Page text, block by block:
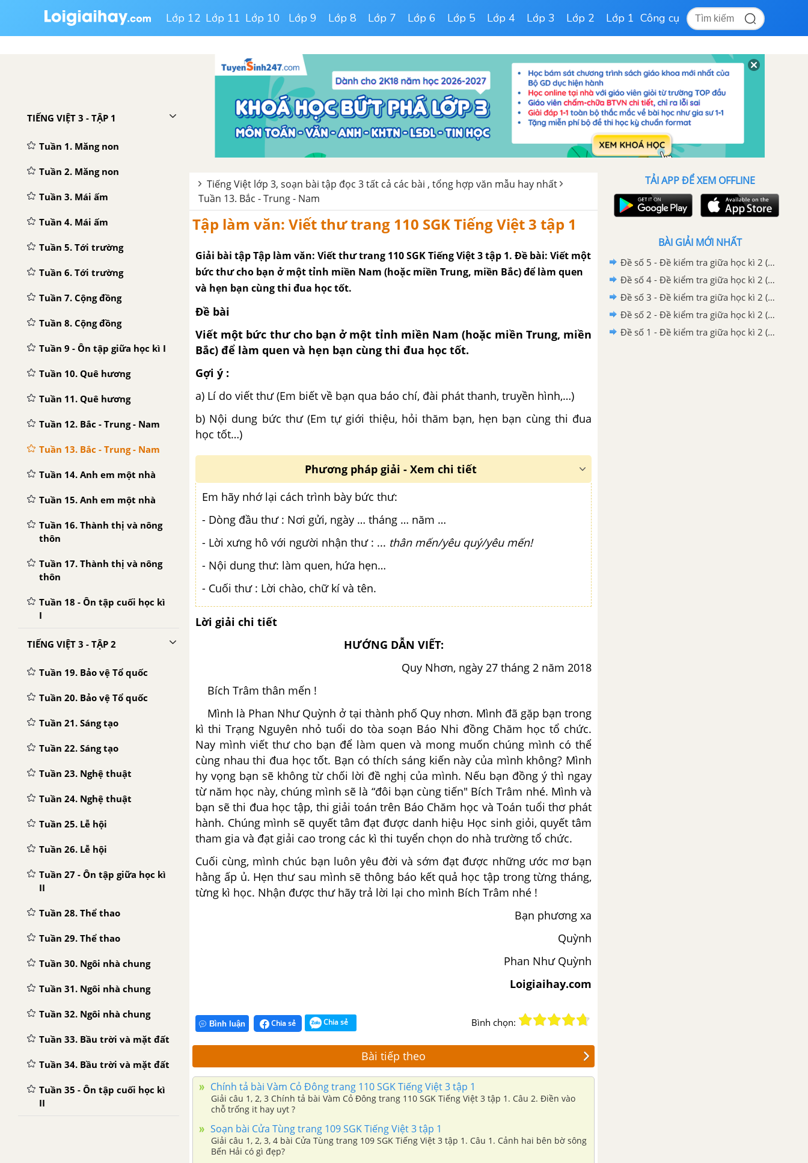
Lớp 12 Lớp 11 Lớp 10 Lớp 9 Lớp 8 Lớp 7 Lớp 6 Lớp 5 Lớp 4 Lớp 3 Lớp 2 Lớp 1 Công cụ
TIẾNG VIỆT 3 - TẬP 1
Tuần 1. Măng non
Tuần 2. Măng non
Tuần 3. Mái ấm
Tuần 4. Mái ấm
Tuần 5. Tới trường
Tuần 6. Tới trường
Tuần 7. Cộng đồng
Tuần 8. Cộng đồng
Tuần 9 - Ôn tập giữa học kì I
Tuần 10. Quê hương
Tuần 11. Quê hương
Tuần 12. Bắc - Trung - Nam
Tuần 13. Bắc - Trung - Nam
Tuần 14. Anh em một nhà
Tuần 15. Anh em một nhà
Tuần 16. Thành thị và nông
thôn
Tuần 17. Thành thị và nông
thôn
Tuần 18 - Ôn tập cuối học kì
I
TIẾNG VIỆT 3 - TẬP 2
Tuần 19. Bảo vệ Tổ quốc
Tuần 20. Bảo vệ Tổ quốc
Tuần 21. Sáng tạo
Tuần 22. Sáng tạo
Tuần 23. Nghệ thuật
Tuần 24. Nghệ thuật
Tuần 25. Lễ hội
Tuần 26. Lễ hội
Tuần 27 - Ôn tập giữa học kì
II
Tuần 28. Thể thao
Tuần 29. Thể thao
Tuần 30. Ngôi nhà chung
Tuần 31. Ngôi nhà chung
Tuần 32. Ngôi nhà chung
Tuần 33. Bầu trời và mặt đất
Tuần 34. Bầu trời và mặt đất
Tuần 35 - Ôn tập cuối học kì
II
Tiếng Việt lớp 3, soạn bài tập đọc 3 tất cả các bài , tổng hợp văn mẫu hay nhất
Tuần 13. Bắc - Trung - Nam
Tập làm văn: Viết thư trang 110 SGK Tiếng Việt 3 tập 1
Giải bài tập Tập làm văn: Viết thư trang 110 SGK Tiếng Việt 3 tập 1. Đề bài: Viết một
bức thư cho bạn ở một tỉnh miền Nam (hoặc miền Trung, miền Bắc) để làm quen
và hẹn bạn cùng thi đua học tốt.
Đề bài
Viết một bức thư cho bạn ở một tỉnh miền Nam (hoặc miền Trung, miền
Bắc) để làm quen và hẹn bạn cùng thi đua học tốt.
Gợi ý :
a) Lí do viết thư (Em biết về bạn qua báo chí, đài phát thanh, truyền hình,…)
b) Nội dung bức thư (Em tự giới thiệu, hỏi thăm bạn, hẹn bạn cùng thi đua
học tốt…)
Phương pháp giải - Xem chi tiết
Em hãy nhớ lại cách trình bày bức thư:
- Dòng đầu thư : Nơi gửi, ngày … tháng … năm …
- Lời xưng hô với người nhận thư : ... thân mến/yêu quý/yêu mến!
- Nội dung thư: làm quen, hứa hẹn…
- Cuối thư : Lời chào, chữ kí và tên.
Lời giải chi tiết
HƯỚNG DẪN VIẾT:
Quy Nhơn, ngày 27 tháng 2 năm 2018
Bích Trâm thân mến !
Mình là Phan Như Quỳnh ở tại thành phố Quy nhơn. Mình đã gặp bạn trong
kì thi Trạng Nguyên nhỏ tuổi do tòa soạn Báo Nhi đồng Chăm học tổ chức.
Nay mình viết thư cho bạn để làm quen và mong muốn chúng mình có thể
cùng nhau thi đua học tốt. Bạn có thích sáng kiến này của mình không? Mình
hy vọng bạn sẽ không từ chối lời đề nghị của mình. Nếu bạn đồng ý thì ngay
từ năm học này, chúng mình sẽ là “đôi bạn cùng tiến" Bích Trâm nhé. Mình và
bạn sẽ thi đua học tập, thi giải toán trên Báo Chăm học và Toán tuổi thơ phát
hành. Chúng mình sẽ quyết tâm đạt được danh hiệu Học sinh giỏi, quyết tâm
tham gia và đạt giải cao trong các kì thi tuyển chọn do nhà trường tổ chức.
Cuối cùng, mình chúc bạn luôn yêu đời và sớm đạt được những ước mơ bạn
hằng ấp ủ. Hẹn thư sau mình sẽ thông báo kết quả học tập trong từng tháng,
từng kì học. Nhận được thư hãy trả lời lại cho mình Bích Trâm nhé !
Bạn phương xa
Quỳnh
Phan Như Quỳnh
Loigiaihay.com
Bình luận Chia sẻ Chia sẻ Bình chọn:
Bài tiếp theo
Chính tả bài Vàm Cỏ Đông trang 110 SGK Tiếng Việt 3 tập 1
Giải câu 1, 2, 3 Chính tả bài Vàm Cỏ Đông trang 110 SGK Tiếng Việt 3 tập 1. Câu 2. Điền vào
chỗ trống it hay uyt ?
Soạn bài Cửa Tùng trang 109 SGK Tiếng Việt 3 tập 1
Giải câu 1, 2, 3, 4 bài Cửa Tùng trang 109 SGK Tiếng Việt 3 tập 1. Câu 1. Cảnh hai bên bờ sông
Bến Hải có gì đẹp?
TẢI APP ĐỂ XEM OFFLINE
BÀI GIẢI MỚI NHẤT
Đề số 5 - Đề kiểm tra giữa học kì 2 (Đề thi giữa học kì 2) – Tiếng Việt 3
Đề số 4 - Đề kiểm tra giữa học kì 2 (Đề thi giữa học kì 2) – Tiếng Việt 3
Đề số 3 - Đề kiểm tra giữa học kì 2 (Đề thi giữa học kì 2) – Tiếng Việt 3
Đề số 2 - Đề kiểm tra giữa học kì 2 (Đề thi giữa học kì 2) – Tiếng Việt 3
Đề số 1 - Đề kiểm tra giữa học kì 2 (Đề thi giữa học kì 2) – Tiếng Việt 3